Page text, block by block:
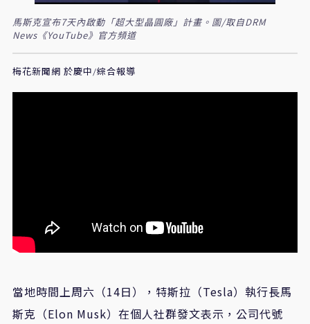
馬斯克宣布7天內啟動「超大型晶圓廠」計畫。圖/取自DRM
News《YouTube》官方頻道
梅花新聞網 於慶中/綜合報導
當地時間上周六（14日），特斯拉（Tesla）執行長馬
斯克（Elon Musk）在個人社群發文表示，公司代號